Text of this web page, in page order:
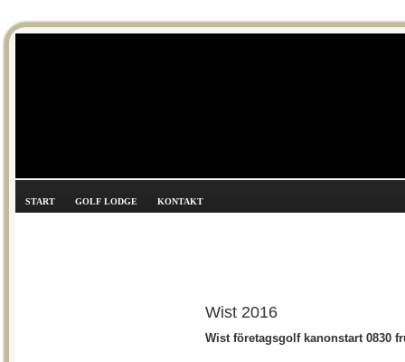
START GOLF LODGE KONTAKT
Wist 2016
Wist företagsgolf kanonstart 0830